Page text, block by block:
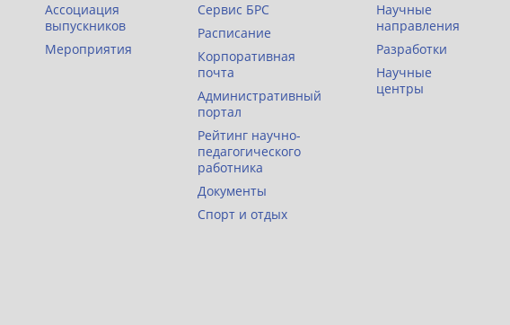
Ассоциация
выпускников
Мероприятия
Сервис БРС
Расписание
Корпоративная
почта
Административный
портал
Рейтинг научно-
педагогического
работника
Документы
Спорт и отдых
Научные
направления
Разработки
Научные
центры